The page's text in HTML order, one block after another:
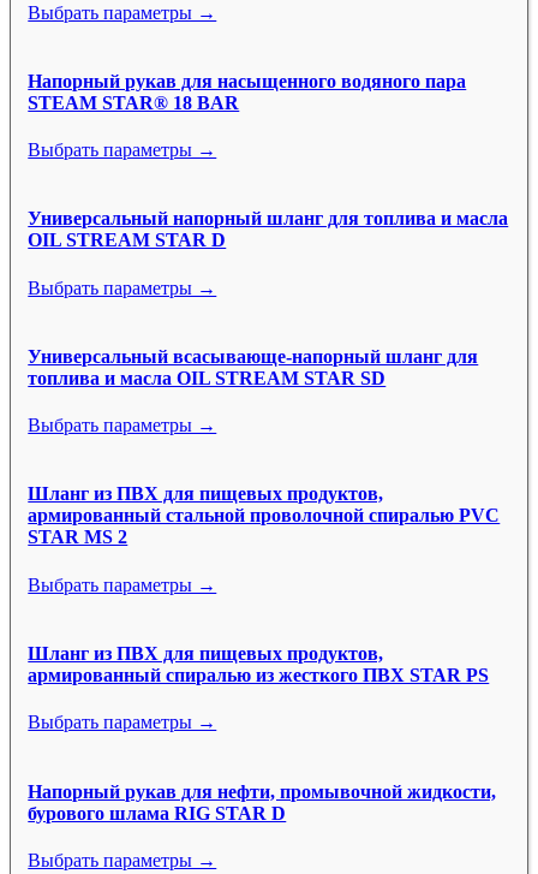
Выбрать параметры →
Напорный рукав для насыщенного водяного пара
STEAM STAR® 18 BAR
Выбрать параметры →
Универсальный напорный шланг для топлива и масла
OIL STREAM STAR D
Выбрать параметры →
Универсальный всасывающе-напорный шланг для
топлива и масла OIL STREAM STAR SD
Выбрать параметры →
Шланг из ПВХ для пищевых продуктов,
армированный стальной проволочной спиралью PVC
STAR MS 2
Выбрать параметры →
Шланг из ПВХ для пищевых продуктов,
армированный спиралью из жесткого ПВХ STAR PS
Выбрать параметры →
Напорный рукав для нефти, промывочной жидкости,
бурового шлама RIG STAR D
Выбрать параметры →